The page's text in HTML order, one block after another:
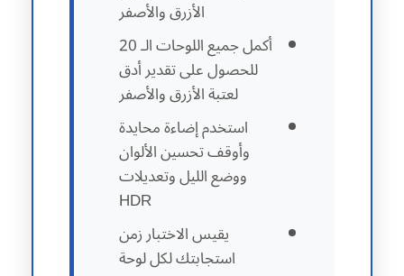
الأزرق والأصفر
أكمل جميع اللوحات الـ 20
للحصول على تقدير أدق
لعتبة الأزرق والأصفر
استخدم إضاءة محايدة
وأوقف تحسين الألوان
ووضع الليل وتعديلات
HDR
يقيس الاختبار زمن
استجابتك لكل لوحة